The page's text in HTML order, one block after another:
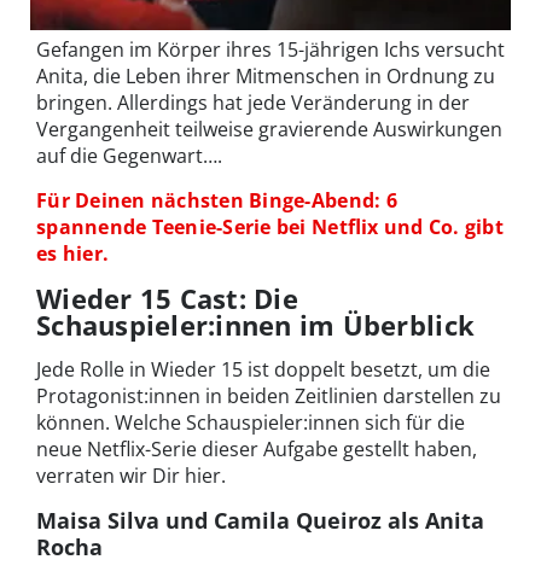
Gefangen im Körper ihres 15-jährigen Ichs versucht
Anita, die Leben ihrer Mitmenschen in Ordnung zu
bringen. Allerdings hat jede Veränderung in der
Vergangenheit teilweise gravierende Auswirkungen
auf die Gegenwart….
Für Deinen nächsten Binge-Abend: 6
spannende Teenie-Serie bei Netflix und Co. gibt
es hier.
Wieder 15 Cast: Die
Schauspieler:innen im Überblick
Jede Rolle in Wieder 15 ist doppelt besetzt, um die
Protagonist:innen in beiden Zeitlinien darstellen zu
können. Welche Schauspieler:innen sich für die
neue Netflix-Serie dieser Aufgabe gestellt haben,
verraten wir Dir hier.
Maisa Silva und Camila Queiroz als Anita
Rocha